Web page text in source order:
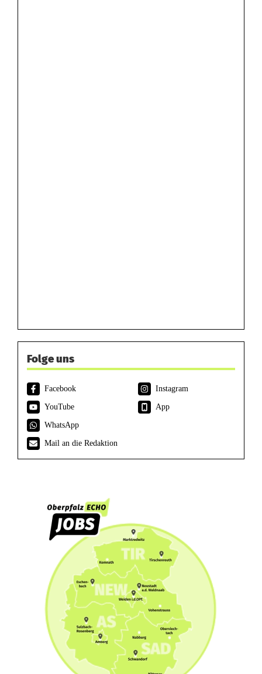
Folge uns
Facebook
Instagram
YouTube
App
WhatsApp
Mail an die Redaktion